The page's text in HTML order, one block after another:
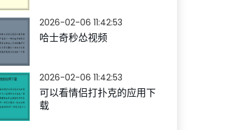
2026-02-06 11:42:53
哈士奇秒怂视频
2026-02-06 11:42:53
可以看情侣打扑克的应用下
载